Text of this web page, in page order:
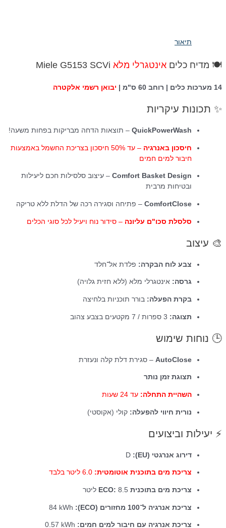
תיאור
🍽️ מדיח כלים אינטגרלי מלא
14 מערכות כלים | רוחב 60 ס"מ | יבואן רשמי אלקטרה
✨ תכונות עיקריות
QuickPowerWash – תוצאות הדחה מבריקות בפחות משעה!
חיסכון באנרגיה
– עד 50% חיסכון בצריכת החשמל באמצעות
חיבור למים חמים
Comfort Basket Design – עיצוב סלסילות חכם ליעילות
ובטיחות מרבית
ComfortClose – פתיחה וסגירה רכה של הדלת ללא טריקה
סלסלת סכו"ם עליונה – סידור נוח ויעיל לכל סוגי הכלים
🎨 עיצוב
צבע לוח הבקרה: פלדת אל־חלד
גרסה: אינטגרלי מלא (ללא חזית גלויה)
בקרת הפעלה: בורר תוכניות בלחיצה
תצוגה:
🕒 נוחות שימוש
AutoClose – סגירת דלת קלה ונעזרת
תצוגת זמן נותר
השהיית התחלה: עד 24 שעות
נורית חיווי להפעלה: קולי (אקוסטי)
⚡ יעילות וביצועים
דירוג אנרגטי (EU):
צריכת מים בתוכנית אוטומטית:
צריכת מים בתוכנית ECO: ‎8.5‎ ליטר
צריכת אנרגיה ל־100 מחזורים (ECO):
צריכת אנרגיה עם חיבור למים חמים: